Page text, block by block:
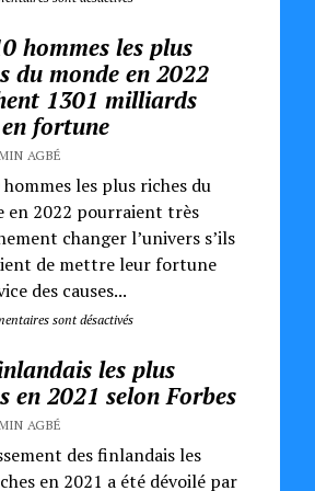
hommes les plus
du monde en 2022
1301 milliards
en fortune
AGBÉ
hommes les plus riches du
en 2022 pourraient très
changer l’univers s’ils
de mettre leur fortune
des causes...
sont désactivés
les plus
en 2021 selon Forbes
AGBÉ
des finlandais les
en 2021 a été dévoilé par